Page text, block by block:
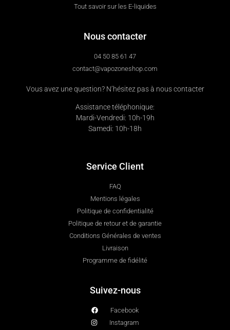
Tout savoir sur les E-liquides
Nous contacter
04 50 85 61 47
contact@vapozoneshop.com
Vous avez une question? N’hésitez pas à nous contacter
Assistance téléphonique:
Mardi-Vendredi: 10h-19h
Samedi: 10h-18h
Service Client
FAQ
Mentions légales
Politique de confidentialité
Politique de retour et de garantie
Conditions Générales de ventes
Livraison
Programme de fidélité
Suivez-nous
Facebook
Instagram